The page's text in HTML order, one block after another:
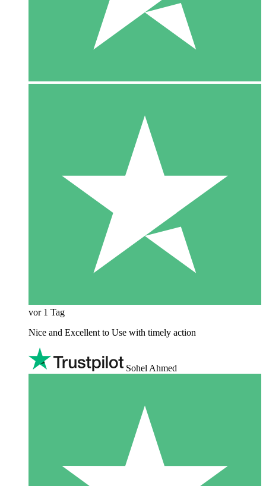
vor 1 Tag
Nice and Excellent to Use with timely action
Sohel Ahmed